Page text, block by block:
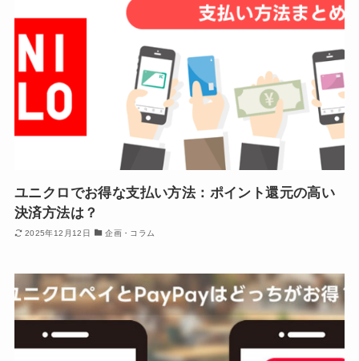
ユニクロでお得な支払い方法：ポイント還元の高い
決済方法は？
2025年12月12日 企画・コラム